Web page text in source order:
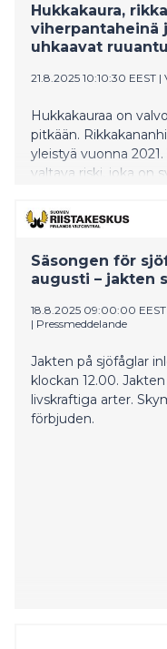
Hukkakaura,
viherpantaheinä
uhkaavat
21.8.2025 10:10:30 EEST |
Hukkakauraa on
pitkään.
yleistyä vuonna
valtava riski, joka on
Säsongen för
augusti – jakten
18.8.2025 09:00:00 EEST
| Pressmeddelande
Jakten på sjöfåglar
klockan 12.00.
livskraftiga arter.
förbjuden.